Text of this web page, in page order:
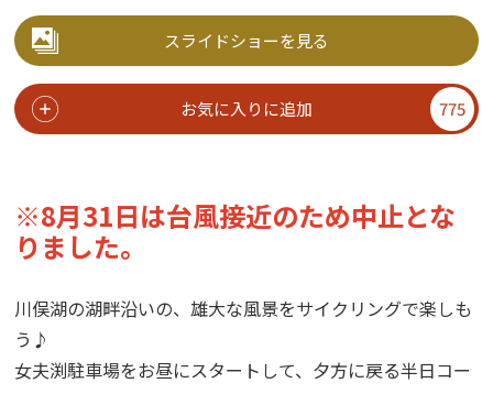
スライドショーを見る
お気に入りに追加 775
※8月31日は台風接近のため中止とな
りました。
川俣湖の湖畔沿いの、雄大な風景をサイクリングで楽しも
う♪
女夫渕駐車場をお昼にスタートして、夕方に戻る半日コー